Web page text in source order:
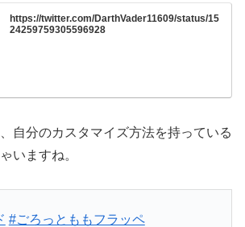
https://twitter.com/DarthVader11609/status/15
24259759305596928
自分のカスタマイズ方法を持っている
いますね。
#ごろっとももフラッペ